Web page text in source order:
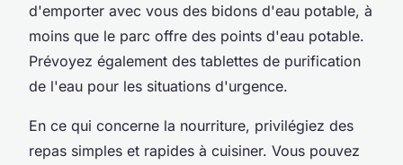
d'emporter avec vous des bidons d'eau potable, à
moins que le parc offre des points d'eau potable.
Prévoyez également des tablettes de purification
de l'eau pour les situations d'urgence.
En ce qui concerne la nourriture, privilégiez des
repas simples et rapides à cuisiner. Vous pouvez